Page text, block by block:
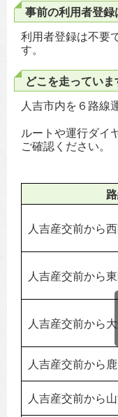
事前の利用者登
利用者登録は不要
す。
どこを走ってい
人吉市内を６路線
ルートや運行ダイ
ご確認ください。
人吉産交前から
人吉産交前から
人吉産交前から
人吉産交前から
人吉産交前から